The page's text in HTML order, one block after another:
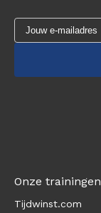
Onze trainingen
Tijdwinst.com